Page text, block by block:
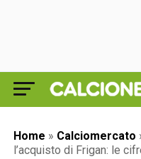
Home » Calciomercato
l’acquisto di Frigan: le